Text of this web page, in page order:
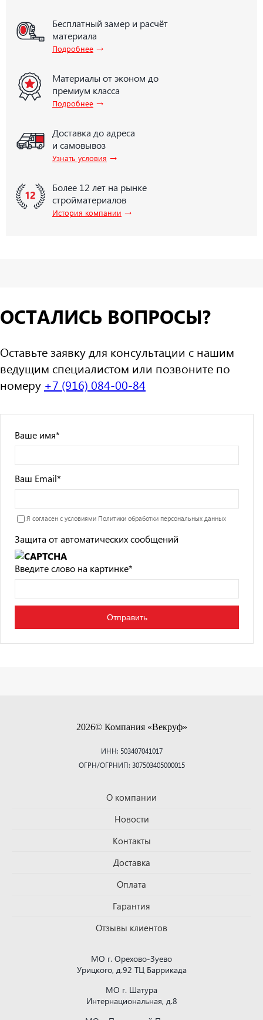
Бесплатный замер и расчёт
материала
Подробнее →
Материалы от эконом до
премиум класса
Подробнее →
Доставка до адреса
и самовывоз
Узнать условия →
Более 12 лет на рынке
стройматериалов
История компании →
ОСТАЛИСЬ ВОПРОСЫ?
Оставьте заявку для консультации с нашим
ведущим специалистом или позвоните по
номеру +7 (916) 084-00-84
Ваше имя*
Ваш Email*
Я согласен с условиями Политики обработки персональных данных
Защита от автоматических сообщений
Введите слово на картинке*
2026© Компания «Векруф»
ИНН: 503407041017
ОГРН/ОГРНИП: 307503405000015
О компании
Новости
Контакты
Доставка
Оплата
Гарантия
Отзывы клиентов
МО г. Орехово-Зуево
Урицкого, д.92 ТЦ Баррикада
МО г. Шатура
Интернациональная, д.8